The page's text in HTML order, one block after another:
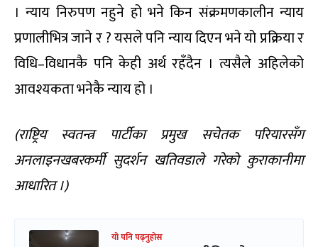
। न्याय निरुपण नहुने हो भने किन संक्रमणकालीन न्याय
प्रणालीभित्र जाने र ? यसले पनि न्याय दिएन भने यो प्रक्रिया र
विधि–विधानकै पनि केही अर्थ रहँदैन । त्यसैले अहिलेको
आवश्यकता भनेकै न्याय हो ।
(राष्ट्रिय स्वतन्त्र पार्टीका प्रमुख सचेतक परियारसँग
अनलाइनखबरकर्मी सुदर्शन खतिवडाले गरेको कुराकानीमा
आधारित ।)
यो पनि पढ्नुहोस